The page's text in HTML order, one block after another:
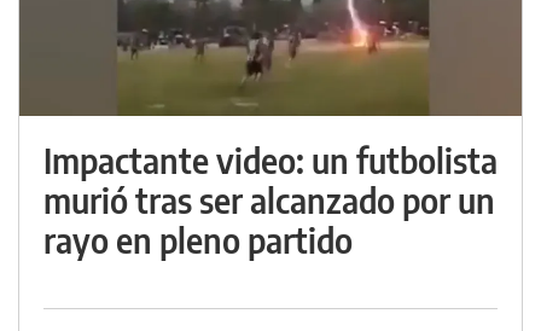
Impactante video: un futbolista
murió tras ser alcanzado por un
rayo en pleno partido